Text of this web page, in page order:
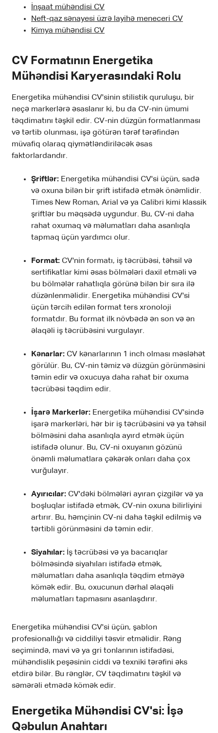
İnşaat mühəndisi CV
Neft-qaz sənayesi üzrə layihə meneceri CV
Kimya mühəndisi CV
CV Formatının Energetika
Mühəndisi Karyerasındaki Rolu
Energetika mühəndisi CV'sinin stilistik quruluşu, bir
neçə markerlərə əsaslanır ki, bu da CV-nin ümumi
təqdimatını təşkil edir. CV-nin düzgün formatlanması
və tərtib olunması, işə götürən tərəf tərəfindən
müvafiq olaraq qiymətləndiriləcək əsas
faktorlardandır.
Şriftlər: Energetika mühəndisi CV'si üçün, sadə
və oxuna bilən bir şrift istifadə etmək önəmlidir.
Times New Roman, Arial və ya Calibri kimi klassik
şriftlər bu məqsədə uygundur. Bu, CV-ni daha
rahat oxumaq və məlumatları daha asanlıqla
tapmaq üçün yardımcı olur.
Format: CV'nin formatı, iş təcrübəsi, təhsil və
sertifikatlar kimi əsas bölmələri daxil etməli və
bu bölmələr rahatlıqla görünə bilən bir sıra ilə
düzənlenməlidir. Energetika mühəndisi CV'si
üçün tərcih edilən format ters xronoloji
formatdır. Bu format ilk növbədə ən son və ən
əlaqəli iş təcrübəsini vurgulayır.
Kənarlar: CV kənarlarının 1 inch olması məsləhət
görülür. Bu, CV-nin təmiz və düzgün görünməsini
təmin edir və oxucuya daha rahat bir oxuma
təcrübəsi təqdim edir.
İşarə Markerlər: Energetika mühəndisi CV'sində
işarə markerləri, hər bir iş təcrübəsini və ya təhsil
bölməsini daha asanlıqla ayırd etmək üçün
istifadə olunur. Bu, CV-ni oxuyanın gözünü
önəmli məlumatlara çəkərək onları daha çox
vurğulayır.
Ayırıcılar: CV'dəki bölmələri ayıran çizgilər və ya
boşluqlar istifadə etmək, CV-nin oxuna bilirliyini
artırır. Bu, həmçinin CV-ni daha təşkil edilmiş və
tərtibli görünməsini də təmin edir.
Siyahılar: İş təcrübəsi və ya bacarıqlar
bölməsində siyahıları istifadə etmək,
məlumatları daha asanlıqla təqdim etməyə
kömək edir. Bu, oxucunun dərhal əlaqəli
məlumatları tapmasını asanlaşdırır.
Energetika mühəndisi CV'si üçün, şablon
profesionallığı və ciddiliyi təsvir etməlidir. Rəng
seçimində, mavi və ya gri tonlarının istifadəsi,
mühəndislik peşəsinin ciddi və texniki tərəfini əks
etdirə bilər. Bu rənglər, CV təqdimatını təşkil və
səmərəli etmədə kömək edir.
Energetika Mühəndisi CV'si: İşə
Qəbulun Anahtarı